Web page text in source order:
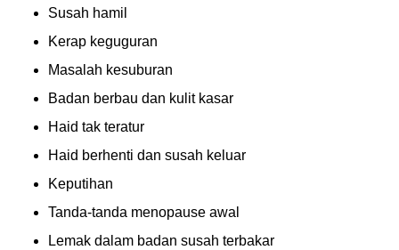
Susah hamil
Kerap keguguran
Masalah kesuburan
Badan berbau dan kulit kasar
Haid tak teratur
Haid berhenti dan susah keluar
Keputihan
Tanda-tanda menopause awal
Lemak dalam badan susah terbakar